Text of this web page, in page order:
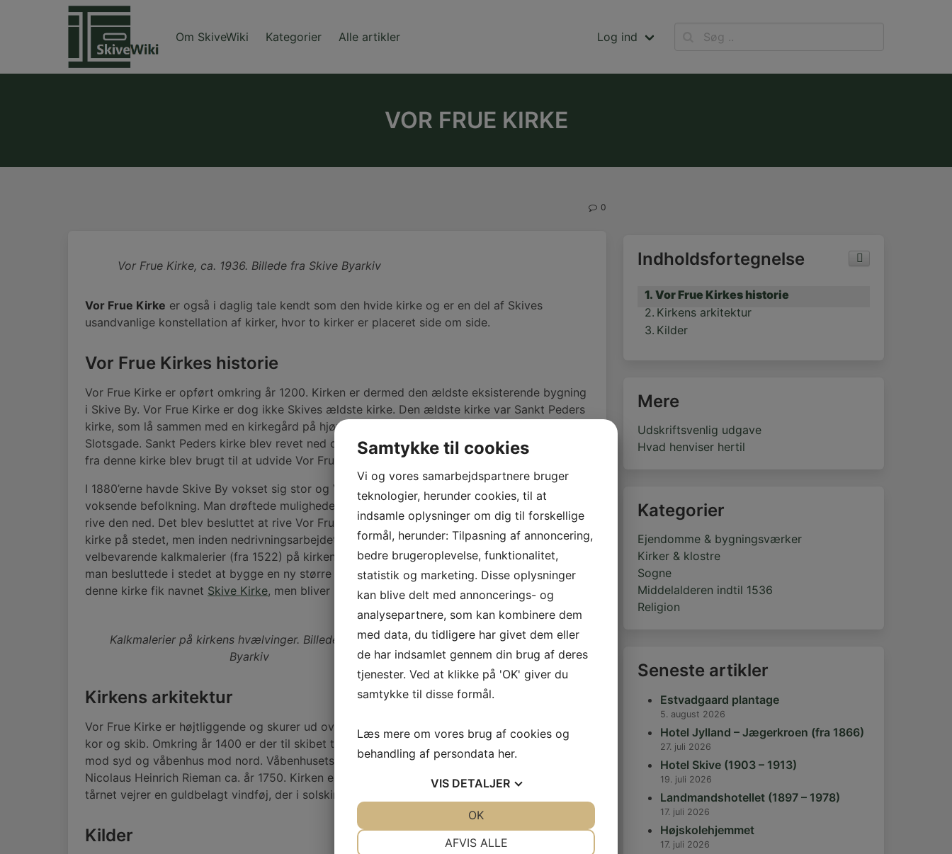
Om SkiveWiki Kategorier Alle artikler Log ind
VOR FRUE KIRKE
0
Vor Frue Kirke, ca. 1936. Billede fra Skive Byarkiv
Vor Frue Kirke er også i daglig tale kendt som den hvide kirke og er en del af Skives
usandvanlige konstellation af kirker, hvor to kirker er placeret side om side.
Vor Frue Kirkes historie
Vor Frue Kirke er opført omkring år 1200. Kirken er dermed den ældste eksisterende bygning
i Skive By. Vor Frue Kirke er dog ikke Skives ældste kirke. Den ældste kirke var Sankt Peders
kirke, som lå sammen med en kirkegård på hjørnet af Vestergade og Posthustorvet ved
Slotsgade. Sankt Peders kirke blev revet ned omkring år 1400 og det formodes at stenene
fra denne kirke blev brugt til at udvide Vor Frue Kirke.
I 1880’erne havde Skive By vokset sig stor og Vor Frue Kirke var efterhånden for lille til byens
voksende befolkning. Man drøftede mulighederne for at udvide den eksisterende kirke eller
rive den ned. Det blev besluttet at rive Vor Frue Kirke ned og i stedet bygge en ny større
kirke på stedet, men inden nedrivningsarbejdet blev påbegyndt fandt man de usædvanligt
velbevarende kalkmalerier (fra 1522) på kirkens hvælvinger. Kirken blev herefter bevaret og
man besluttede i stedet at bygge en ny større kirke vedsiden af den eksisterende kirke,
denne kirke fik navnet Skive Kirke, men bliver i daglig tale omtalt som den Røde Kirke.
Kalkmalerier på kirkens hvælvinger. Billede fra Skive
Byarkiv
Kirkens arkitektur
Vor Frue Kirke er højtliggende og skurer ud over hele Skive By og ådalen. Kirken har romansk
kor og skib. Omkring år 1400 er der til skibet tilføjet vest forlængelse, tårn i vest, korsarm
mod syd og våbenhus mod nord. Våbenhusets svungne gavle er udført af Skive bygmesteren
Nicolaus Heinrich Rieman ca. år 1750. Kirken er hvidkalket og tagene belagt med bly. Over
tårnet vejrer en guldbelagt vindføj, der i solskinsvejr glimter og kan ses på lang afstand.
Kilder
Indholdsfortegnelse
Vor Frue Kirkes historie
Kirkens arkitektur
Kilder
Mere
Udskriftsvenlig udgave
Hvad henviser hertil
Kategorier
Ejendomme & bygningsværker
Kirker & klostre
Sogne
Middelalderen indtil 1536
Religion
Seneste artikler
Estvadgaard plantage
5. august 2026
Hotel Jylland – Jægerkroen (fra 1866)
27. juli 2026
Hotel Skive (1903 – 1913)
19. juli 2026
Landmandshotellet (1897 – 1978)
17. juli 2026
Højskolehjemmet
17. juli 2026
Samtykke til cookies
Vi og vores samarbejdspartnere bruger
teknologier, herunder cookies, til at
indsamle oplysninger om dig til forskellige
formål, herunder: Tilpasning af annoncering,
bedre brugeroplevelse, funktionalitet,
statistik og marketing. Disse oplysninger
kan blive delt med annoncerings- og
analysepartnere, som kan kombinere dem
med data, du tidligere har givet dem eller
de har indsamlet gennem din brug af deres
tjenester. Ved at klikke på 'OK' giver du
samtykke til disse formål.
Læs mere om vores brug af cookies og
behandling af persondata her.
VIS DETALJER
AFVIS ALLE
OK